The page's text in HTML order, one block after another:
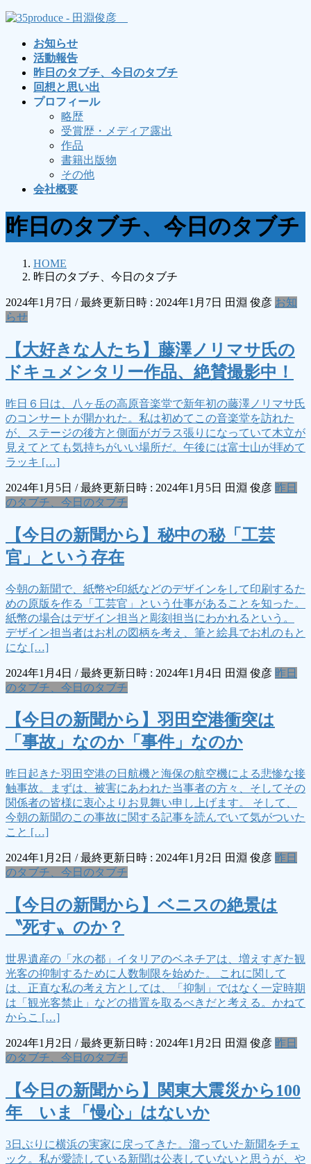
コ
ナ
お知らせ
活動報告
昨日のタブチ、今日のタブチ
回想と思い出
プロフィール
略歴
受賞歴・メディア露出
作品
書籍出版物
その他
会社概要
昨日のタブチ、今日のタブチ
HOME
昨日のタブチ、今日のタブチ
2024年1月7日 / 最終更新日時 : 2024年1月7日 田淵 俊彦 お知
らせ
【大好きな人たち】藤澤ノリマサ氏の
ドキュメンタリー作品、絶賛撮影中！
昨日６日は、八ヶ岳の高原音楽堂で新年初の藤澤ノリマサ氏
のコンサートが開かれた。私は初めてこの音楽堂を訪れた
が、ステージの後方と側面がガラス張りになっていて木立が
見えてとても気持ちがいい場所だ。午後には富士山が拝めて
ラッキ […]
2024年1月5日 / 最終更新日時 : 2024年1月5日 田淵 俊彦 昨日
のタブチ、今日のタブチ
【今日の新聞から】秘中の秘「工芸
官」という存在
今朝の新聞で、紙幣や印紙などのデザインをして印刷するた
めの原版を作る「工芸官」という仕事があることを知った。
紙幣の場合はデザイン担当と彫刻担当にわかれるという。
デザイン担当者はお札の図柄を考え、筆と絵具でお札のもと
にな […]
2024年1月4日 / 最終更新日時 : 2024年1月4日 田淵 俊彦 昨日
のタブチ、今日のタブチ
【今日の新聞から】羽田空港衝突は
「事故」なのか「事件」なのか
昨日起きた羽田空港の日航機と海保の航空機による悲惨な接
触事故。まずは、被害にあわれた当事者の方々、そしてその
関係者の皆様に衷心よりお見舞い申し上げます。 そして、
今朝の新聞のこの事故に関する記事を読んでいて気がついた
こと […]
2024年1月2日 / 最終更新日時 : 2024年1月2日 田淵 俊彦 昨日
のタブチ、今日のタブチ
【今日の新聞から】ベニスの絶景は
〝死す〟のか？
世界遺産の「水の都」イタリアのベネチアは、増えすぎた観
光客の抑制するために人数制限を始めた。 これに関して
は、正直な私の考え方としては、「抑制」ではなく一定時期
は「観光客禁止」などの措置を取るべきだと考える。かねて
からこ […]
2024年1月2日 / 最終更新日時 : 2024年1月2日 田淵 俊彦 昨日
のタブチ、今日のタブチ
【今日の新聞から】関東大震災から100
年 いま「慢心」はないか
3日ぶりに横浜の実家に戻ってきた。溜っていた新聞をチェ
ック。私が愛読している新聞は公表していないと思うが、や